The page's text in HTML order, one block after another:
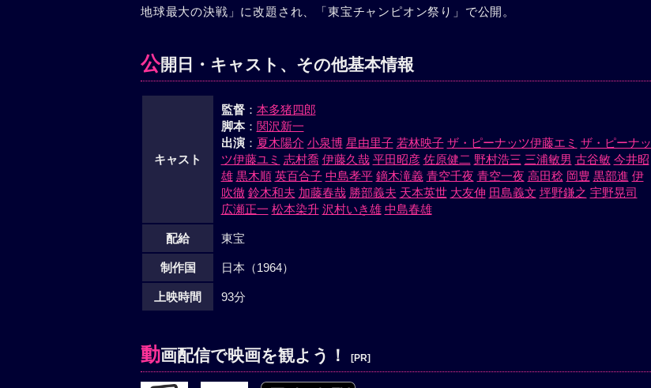
地球最大の決戦」に改題され、「東宝チャンピオン祭り」で公開。
公開日・キャスト、その他基本情報
キャスト
監督： 本多猪四郎
脚本： 関沢新一
出演： 夏木陽介 小泉博 星由里子 若林映子 ザ・ピーナッツ伊藤エミ ザ・ピーナッ
ツ伊藤ユミ 志村喬 伊藤久哉 平田昭彦 佐原健二 野村浩三 三浦敏男 古谷敏 今井昭
雄 黒木順 英百合子 中島孝平 鏑木滝義 青空千夜 青空一夜 高田稔 岡豊 黒部進 伊
吹徹 鈴木和夫 加藤春哉 勝部義夫 天本英世 大友伸 田島義文 坪野鎌之 宇野晃司
広瀬正一 松本染升 沢村いき雄 中島春雄
配給 東宝
制作国 日本（1964）
上映時間 93分
動画配信で映画を観よう！ [PR]